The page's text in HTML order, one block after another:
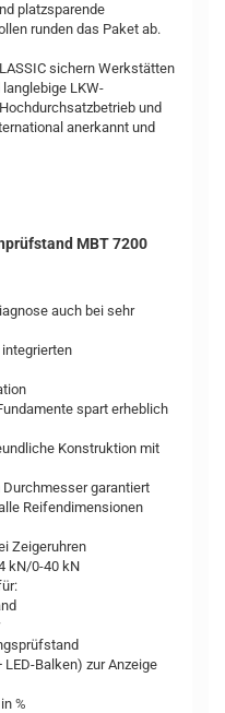
platzsparende
runden das Paket ab.
sichern Werkstätten
LKW-
und
anerkannt und
MBT 7200
auch bei sehr
spart erheblich
Konstruktion mit
garantiert
Reifendimensionen
Zeigeruhren
kN/0-40 kN
Balken) zur Anzeige
%